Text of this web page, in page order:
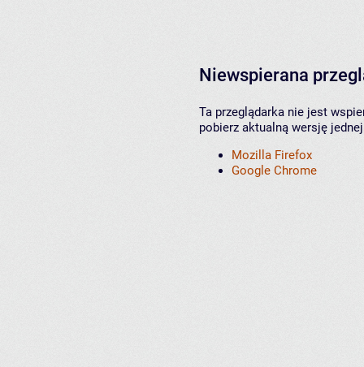
Niewspierana
Ta przeglądarka nie jest
pobierz aktualną wersję
Mozilla Firefox
Google Chrome